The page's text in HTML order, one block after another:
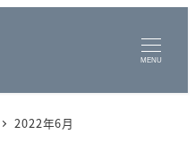
MENU
2022年6月